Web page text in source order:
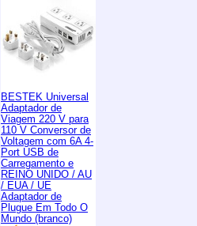
BESTEK Universal
Adaptador de
Viagem 220 V para
110 V Conversor de
Voltagem com 6A 4-
Port USB de
Carregamento e
REINO UNIDO / AU
/ EUA / UE
Adaptador de
Plugue Em Todo O
Mundo (branco)